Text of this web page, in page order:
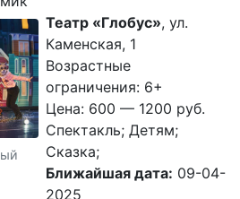
Театр «Глобус», ул.
Каменская, 1
Возрастные
ограничения: 6+
Цена: 600 — 1200 руб.
Спектакль; Детям;
Сказка;
Ближайшая дата: 09-04-
2025